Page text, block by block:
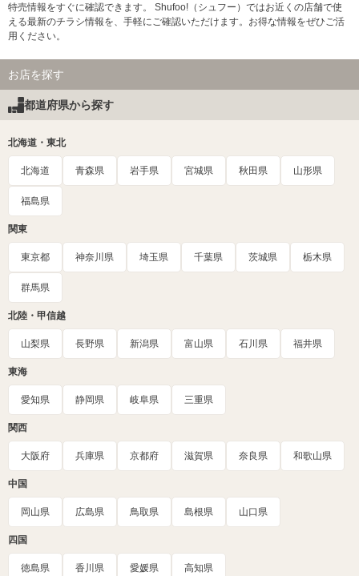
特売情報をすぐに確認できます。 Shufoo!（シュフー）ではお近くの店舗で使
える最新のチラシ情報を、手軽にご確認いただけます。お得な情報をぜひご活
用ください。
お店を探す
都道府県から探す
北海道・東北
北海道 青森県 岩手県 宮城県 秋田県 山形県
福島県
関東
東京都 神奈川県 埼玉県 千葉県 茨城県 栃木県
群馬県
北陸・甲信越
山梨県 長野県 新潟県 富山県 石川県 福井県
東海
愛知県 静岡県 岐阜県 三重県
関西
大阪府 兵庫県 京都府 滋賀県 奈良県 和歌山県
中国
岡山県 広島県 鳥取県 島根県 山口県
四国
徳島県 香川県 愛媛県 高知県